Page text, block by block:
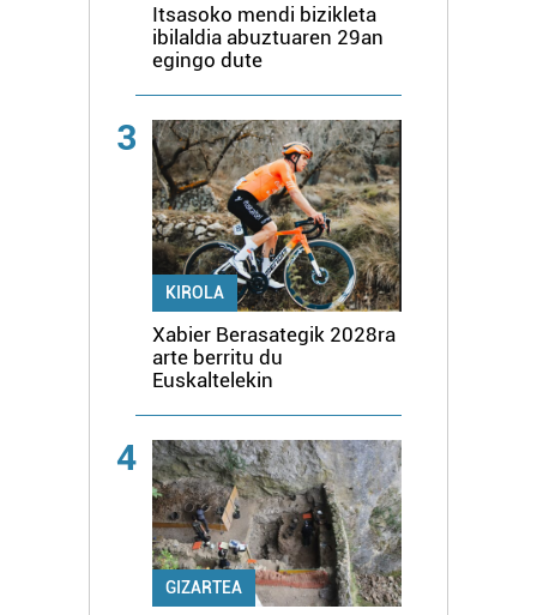
Itsasoko mendi bizikleta
ibilaldia abuztuaren 29an
egingo dute
3
KIROLA
Xabier Berasategik 2028ra
arte berritu du
Euskaltelekin
4
GIZARTEA